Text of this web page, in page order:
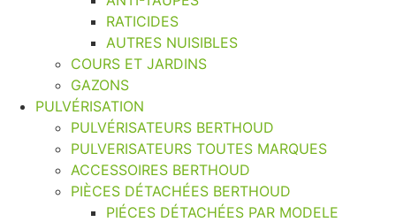
RATICIDES
AUTRES NUISIBLES
COURS ET JARDINS
GAZONS
PULVÉRISATION
PULVÉRISATEURS BERTHOUD
PULVERISATEURS TOUTES MARQUES
ACCESSOIRES BERTHOUD
PIÈCES DÉTACHÉES BERTHOUD
PIÉCES DÉTACHÉES PAR MODELE